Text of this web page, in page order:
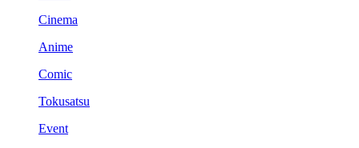
Cinema
Anime
Comic
Tokusatsu
Event